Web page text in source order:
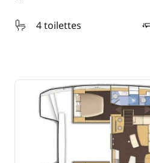
4 toilettes